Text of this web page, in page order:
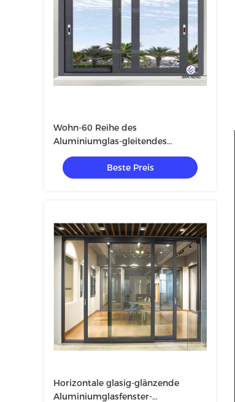
Wohn-60 Reihe des
Aluminiumglas-gleitendes
Windows mit Moskito-Netz
Beste Preis
Horizontale glasig-glänzende
Aluminiumglasfenster-